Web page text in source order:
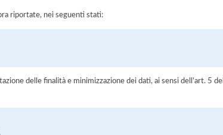
riportate, nei seguenti stati:
delle finalità e minimizzazione dei dati, ai sensi dell’art. 5 del